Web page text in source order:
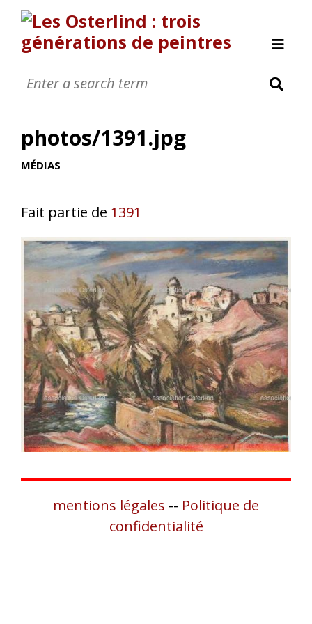
Nanic 0sterlind
Annette Osterlind
Revue de presse
A propos
[Page manquante]
photos/1391.jpg
MÉDIAS
Fait partie de 1391
mentions légales -- Politique de
confidentialité